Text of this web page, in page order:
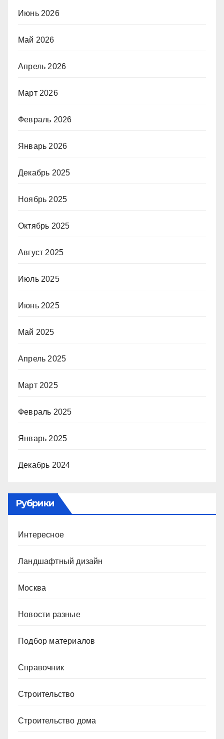
Июнь 2026
Май 2026
Апрель 2026
Март 2026
Февраль 2026
Январь 2026
Декабрь 2025
Ноябрь 2025
Октябрь 2025
Август 2025
Июль 2025
Июнь 2025
Май 2025
Апрель 2025
Март 2025
Февраль 2025
Январь 2025
Декабрь 2024
Рубрики
Интересное
Ландшафтный дизайн
Москва
Новости разные
Подбор материалов
Справочник
Строительство
Строительство дома